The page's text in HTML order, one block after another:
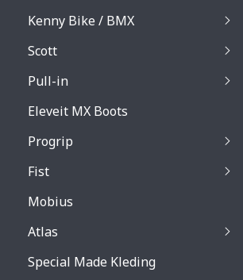
Kenny Bike / BMX
Scott
Pull-in
Eleveit MX Boots
Progrip
Fist
Mobius
Atlas
Special Made Kleding